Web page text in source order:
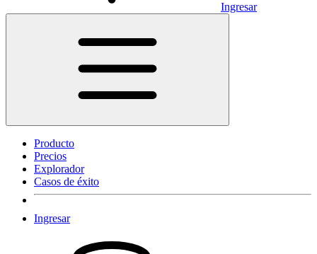
Ingresar
Producto
Precios
Explorador
Casos de éxito
Ingresar